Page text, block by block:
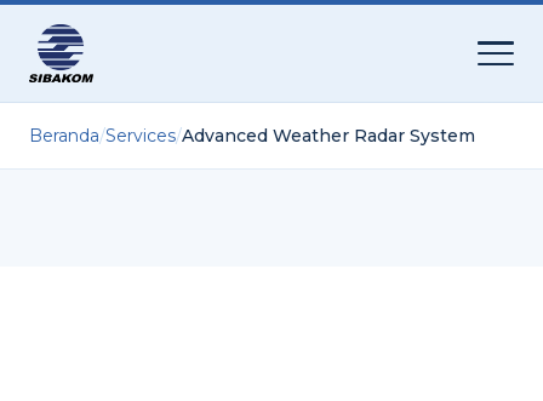
Beranda/Services/Advanced Weather Radar System